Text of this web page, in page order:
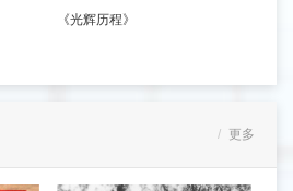
《光辉历程》
更多